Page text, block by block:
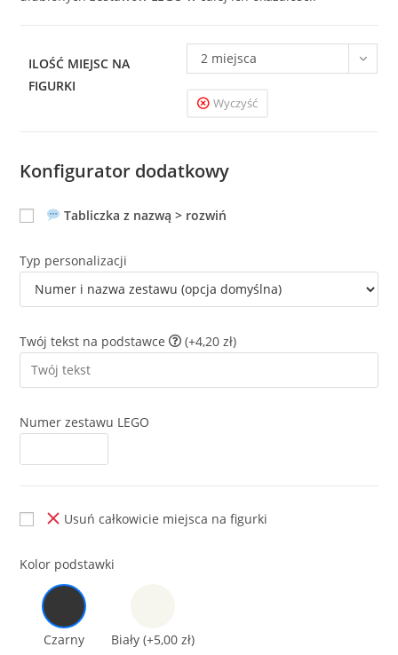
ILOŚĆ MIEJSC NA
FIGURKI
2 miejsca
Wyczyść
Konfigurator dodatkowy
Tabliczka z nazwą > rozwiń
Typ personalizacji
Twój tekst na podstawce (+4,20 zł)
Numer zestawu LEGO
Usuń całkowicie miejsca na figurki
Kolor podstawki
Czarny Biały(+5,00 zł)